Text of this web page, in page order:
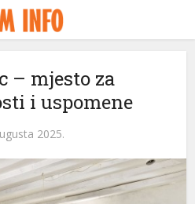
– mjesto za
i uspomene
2025.